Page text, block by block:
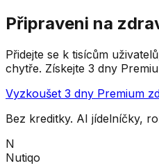
Připraveni na
Přidejte se k tisícům
chytře. Získejte 3 dny
Vyzkoušet 3 dny Premium
Bez kreditky. AI jídelníčky,
N
Nutiqo